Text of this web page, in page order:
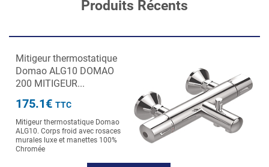
Produits Récents
Mitigeur thermostatique
Domao ALG10 DOMAO
200 MITIGEUR...
175.1€ TTC
Mitigeur thermostatique Domao
ALG10. Corps froid avec rosaces
murales luxe et manettes 100%
Chromée